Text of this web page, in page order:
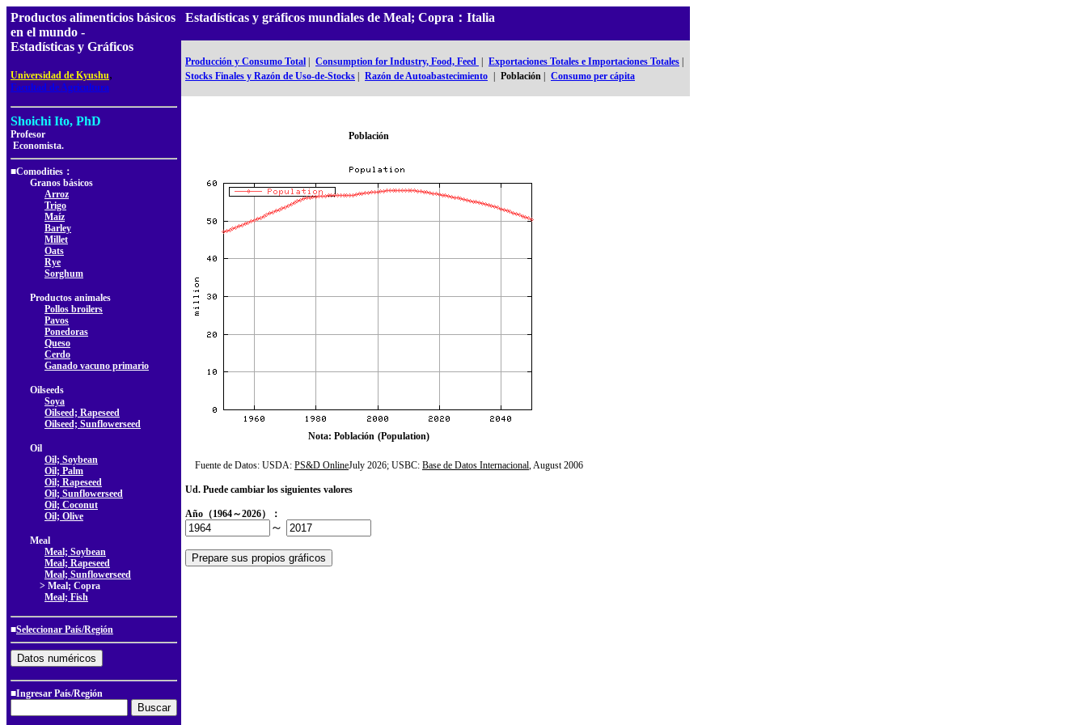
Productos alimenticios básicos
en el mundo -
Estadísticas y Gráficos
Universidad de Kyushu,
Facultad de Agricultura
Shoichi Ito, PhD
Profesor
Economista.
■Comodities：
Granos básicos
Arroz
Trigo
Maíz
Barley
Millet
Oats
Rye
Sorghum
Productos animales
Pollos broilers
Pavos
Ponedoras
Queso
Cerdo
Ganado vacuno primario
Oilseeds
Soya
Oilseed; Rapeseed
Oilseed; Sunflowerseed
Oil
Oil; Soybean
Oil; Palm
Oil; Rapeseed
Oil; Sunflowerseed
Oil; Coconut
Oil; Olive
Meal
Meal; Soybean
Meal; Rapeseed
Meal; Sunflowerseed
> Meal; Copra
Meal; Fish
■Seleccionar País/Región
■Ingresar País/Región
Estadísticas y gráficos mundiales de Meal; Copra：Italia
Producción y Consumo Total Consumption for Industry, Food, Feed Exportaciones Totales e Importaciones Totales
Stocks Finales y Razón de Uso-de-Stocks
Razón de Autoabastecimiento Población Consumo per cápita
Población
Nota: Población (Population)
Fuente de Datos: USDA: PS&D OnlineJuly 2026; USBC: Base de Datos Internacional, August 2006
Ud. Puede cambiar los siguientes valores
Año（1964～2026）：
～